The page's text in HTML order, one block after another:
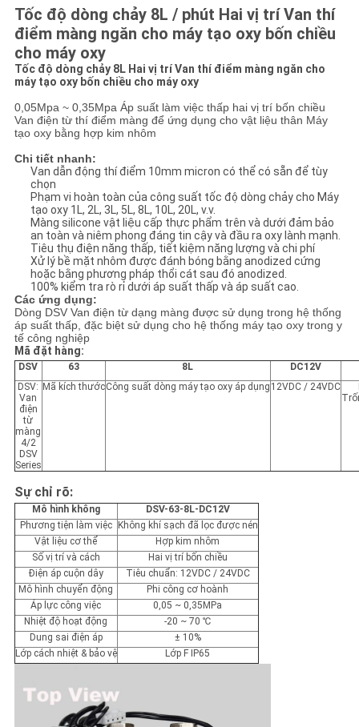
SƠ
ĐỒ
TRANG
WEB
PRIVACY
POLICY
Tốc độ dòng chảy 8L / phút Hai vị trí Van thí
điểm màng ngăn cho máy tạo oxy bốn chiều
cho máy oxy
Tốc độ dòng chảy 8L Hai vị trí Van thí điểm màng ngăn cho
máy tạo oxy bốn chiều cho máy oxy
0,05Mpa ~ 0,35Mpa Áp suất làm việc thấp hai vị trí bốn chiều
Van điện từ thí điểm màng để ứng dụng cho vật liệu thân Máy
tạo oxy bằng hợp kim nhôm
Chi tiết nhanh:
Van dẫn động thí điểm 10mm micron có thể có sẵn để tùy
chọn
Phạm vi hoàn toàn của công suất tốc độ dòng chảy cho Máy
tạo oxy 1L, 2L, 3L, 5L, 8L, 10L, 20L, v.v.
Màng silicone vật liệu cấp thực phẩm trên và dưới đảm bảo
an toàn và niêm phong đáng tin cậy và đầu ra oxy lành mạnh.
Tiêu thụ điện năng thấp, tiết kiệm năng lượng và chi phí
Xử lý bề mặt nhôm được đánh bóng bằng anodized cứng
hoặc bằng phương pháp thổi cát sau đó anodized.
100% kiểm tra rò rỉ dưới áp suất thấp và áp suất cao.
Các ứng dụng:
Dòng DSV Van điện từ dạng màng được sử dụng trong hệ thống
áp suất thấp, đặc biệt sử dụng cho hệ thống máy tạo oxy trong y
tế công nghiệp
Mã đặt hàng:
DSV 63 8L
DC12V
DSV:
Van
điện
từ
màng
4/2
DSV
Series
Mã kích thướcCông suất dòng máy tạo oxy áp dụng 12VDC / 24VDC
Sự chỉ rõ:
Mô hình không
DSV-63-8L-DC12V
Phương tiện làm việc
Không khí sạch đã lọc được nén
Vật liệu cơ thể
Hợp kim nhôm
Số vị trí và cách
Hai vị trí bốn chiều
Điện áp cuộn dây
Tiêu chuẩn: 12VDC / 24VDC
Mô hình chuyển động
Phi công cơ hoành
Áp lực công việc
0,05 ~ 0,35MPa
Nhiệt độ hoạt động
-20 ~ 70 ℃
Dung sai điện áp
± 10%
Lớp cách nhiệt & bảo vệ
Lớp F IP65